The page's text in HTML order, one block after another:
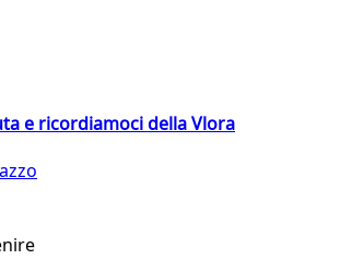
e ricordiamoci della Vlora